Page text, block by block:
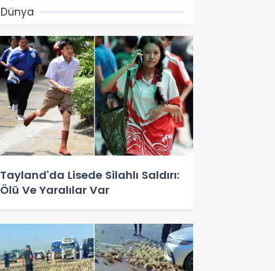
Dünya
Tayland'da Lisede Silahlı Saldırı:
Ölü Ve Yaralılar Var